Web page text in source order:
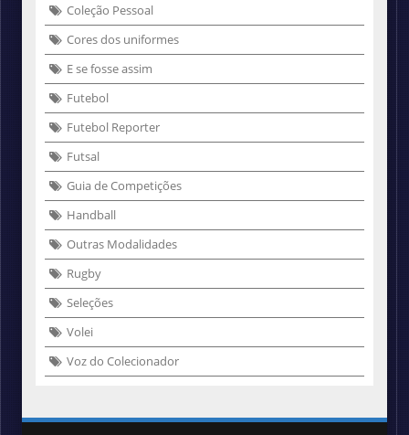
Coleção Pessoal
Cores dos uniformes
E se fosse assim
Futebol
Futebol Reporter
Futsal
Guia de Competições
Handball
Outras Modalidades
Rugby
Seleções
Volei
Voz do Colecionador